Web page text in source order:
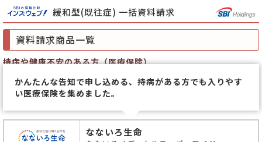
緩和型(既往症) 一括資料請求
資料請求商品一覧
持病や健康不安のある方（医療保険）
かんたんな告知で申し込める、持病がある方でも入りやす
い医療保険を集めました。
なないろ生命